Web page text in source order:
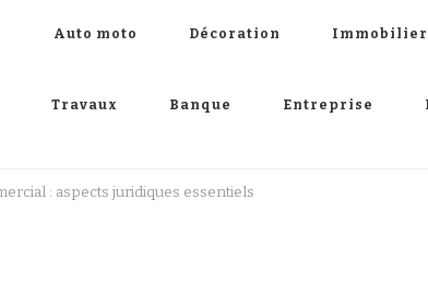
Auto moto Décoration Immobilier
Travaux Banque Entreprise
: aspects juridiques essentiels